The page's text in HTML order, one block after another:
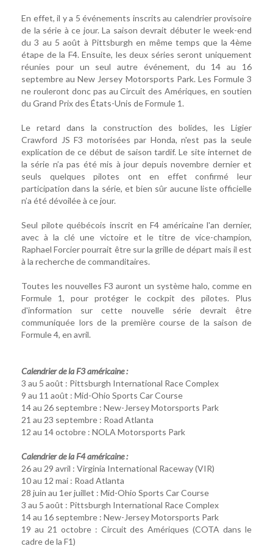
En effet, il y a 5 événements inscrits au calendrier provisoire
de la série à ce jour. La saison devrait débuter le week-end
du 3 au 5 août à Pittsburgh en même temps que la 4ème
étape de la F4. Ensuite, les deux séries seront uniquement
réunies pour un seul autre événement, du 14 au 16
septembre au New Jersey Motorsports Park. Les Formule 3
ne rouleront donc pas au Circuit des Amériques, en soutien
du Grand Prix des États-Unis de Formule 1.
Le retard dans la construction des bolides, les Ligier
Crawford JS F3 motorisées par Honda, n'est pas la seule
explication de ce début de saison tardif. Le site internet de
la série n’a pas été mis à jour depuis novembre dernier et
seuls quelques pilotes ont en effet confirmé leur
participation dans la série, et bien sûr aucune liste officielle
n’a été dévoilée à ce jour.
Seul pilote québécois inscrit en F4 américaine l'an dernier,
avec à la clé une victoire et le titre de vice-champion,
Raphael Forcier pourrait être sur la grille de départ mais il est
à la recherche de commanditaires.
Toutes les nouvelles F3 auront un système halo, comme en
Formule 1, pour protéger le cockpit des pilotes. Plus
d'information sur cette nouvelle série devrait être
communiquée lors de la première course de la saison de
Formule 4, en avril.
Calendrier de la F3 américaine :
3 au 5 août : Pittsburgh International Race Complex
9 au 11 août : Mid-Ohio Sports Car Course
14 au 26 septembre : New-Jersey Motorsports Park
21 au 23 septembre : Road Atlanta
12 au 14 octobre : NOLA Motorsports Park
Calendrier de la F4 américaine :
26 au 29 avril : Virginia International Raceway (VIR)
10 au 12 mai : Road Atlanta
28 juin au 1er juillet : Mid-Ohio Sports Car Course
3 au 5 août : Pittsburgh International Race Complex
14 au 16 septembre : New-Jersey Motorsports Park
19 au 21 octobre : Circuit des Amériques (COTA dans le
cadre de la F1)